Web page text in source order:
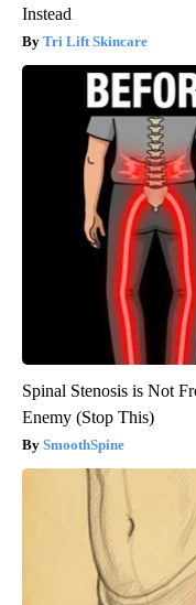
Instead
Tri Lift Skincare
Spinal Stenosis is Not
Enemy (Stop This)
SmoothSpine